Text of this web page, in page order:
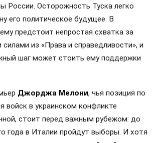
России. Осторожность Туска легко
его политическое будущее. В
предстоит непростая схватка за
из «Права и справедливости», и
шаг может стоить ему поддержки
Джорджа Мелони, чья позиция по
войск в украинском конфликте
стоит перед важным рубежом: до
года в Италии пройдут выборы. И хотя